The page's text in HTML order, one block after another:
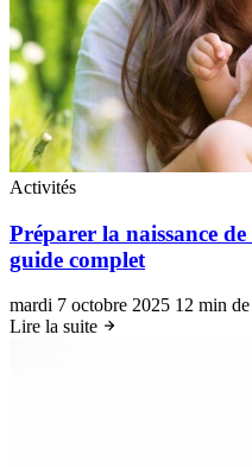
Activités
Préparer la naissance
guide complet
mardi 7 octobre 2025 12 min
Lire la suite